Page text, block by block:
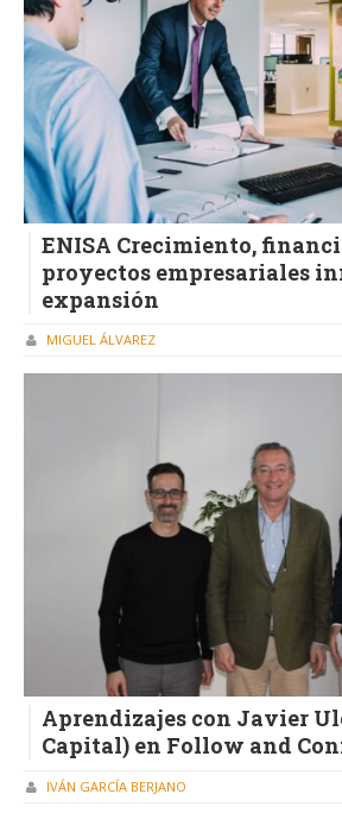
ENISA Crecimiento,
proyectos empresariales
expansión
MIGUEL ÁLVAREZ
Aprendizajes con Javier
Capital) en Follow and
IVÁN GARCÍA BERJANO